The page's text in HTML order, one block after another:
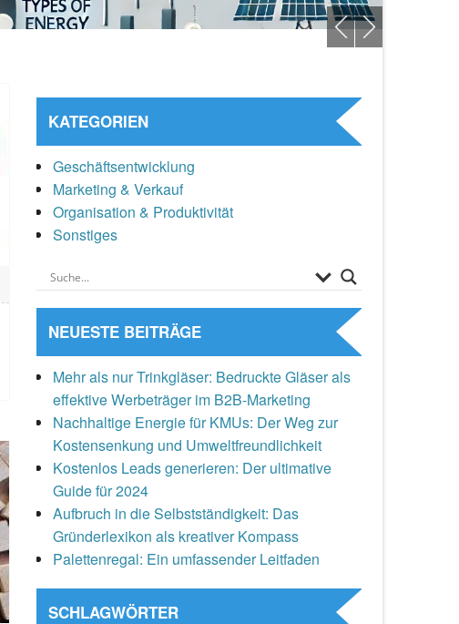
KATEGORIEN
Geschäftsentwicklung
Marketing & Verkauf
Organisation & Produktivität
Sonstiges
NEUESTE BEITRÄGE
Mehr als nur Trinkgläser: Bedruckte Gläser als
effektive Werbeträger im B2B-Marketing
Nachhaltige Energie für KMUs: Der Weg zur
Kostensenkung und Umweltfreundlichkeit
Kostenlos Leads generieren: Der ultimative
Guide für 2024
Aufbruch in die Selbstständigkeit: Das
Gründerlexikon als kreativer Kompass
Palettenregal: Ein umfassender Leitfaden
SCHLAGWÖRTER